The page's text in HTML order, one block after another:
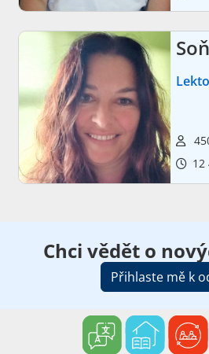
12
Chci vědět o
Přihlaste mě k